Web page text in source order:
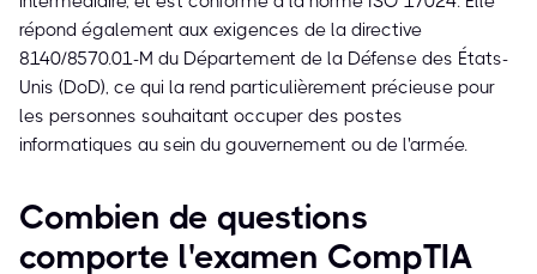
répond également aux exigences de la directive
8140/8570.01-M du Département de la Défense des États-
Unis (DoD), ce qui la rend particulièrement précieuse pour
les personnes souhaitant occuper des postes
informatiques au sein du gouvernement ou de l'armée.
Combien de questions
comporte l'examen CompTIA